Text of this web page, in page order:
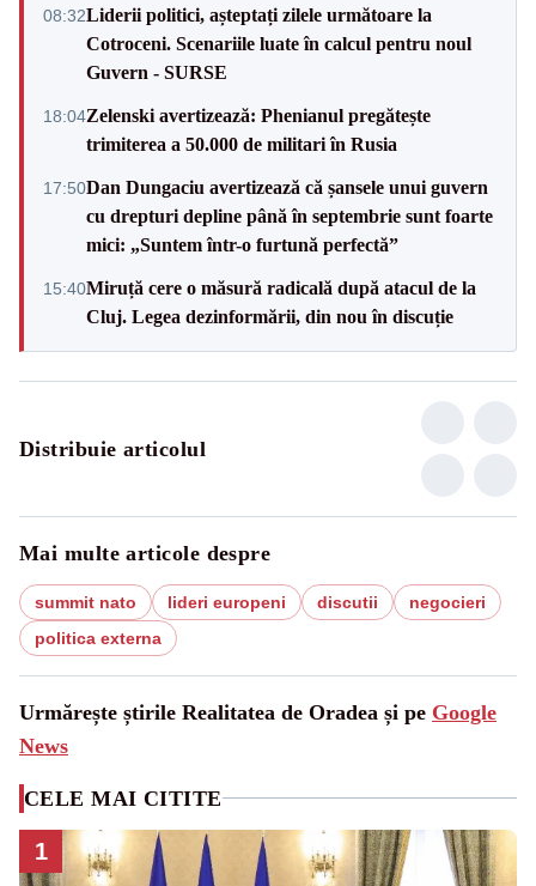
08:32Liderii politici, așteptați zilele următoare la
Cotroceni. Scenariile luate în calcul pentru noul
Guvern - SURSE
18:04Zelenski avertizează: Phenianul pregătește
trimiterea a 50.000 de militari în Rusia
17:50Dan Dungaciu avertizează că șansele unui guvern
cu drepturi depline până în septembrie sunt foarte
mici: „Suntem într-o furtună perfectă”
15:40Miruță cere o măsură radicală după atacul de la
Cluj. Legea dezinformării, din nou în discuție
Distribuie articolul
Mai multe articole despre
summit nato lideri europeni discutii
negocieri
politica externa
Urmărește știrile Realitatea de Oradea și pe Google
News
CELE MAI CITITE
1